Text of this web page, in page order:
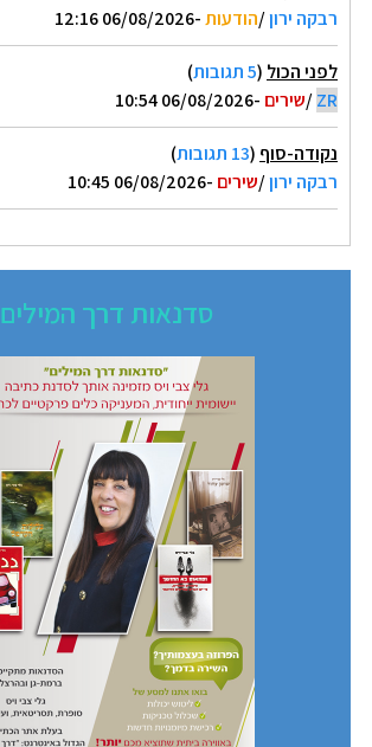
רבקה ירון/הודעות-06/08/2026 12:16
לפני הכול (5 תגובות
)
ZR
/שירים -06/08/2026 10:54
נקודה-סוף (13 תגובות
)
רבקה ירון/שירים -06/08/2026 10:45
סדנאות דרך המילים